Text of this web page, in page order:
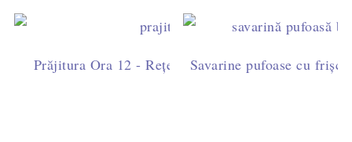
Prăjitura Ora 12 - Rețetă ușoară cu blat de cacao,
Savarine pufoase cu